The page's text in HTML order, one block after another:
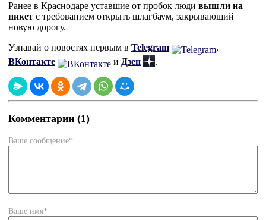
Ранее в Краснодаре уставшие от пробок люди вышли на
пикет с требованием открыть шлагбаум, закрывающий
новую дорогу.
Узнавай о новостях первым в Telegram
,
ВКонтакте
и Дзен .
Комментарии (1)
Ваше сообщение*
Ваше имя*